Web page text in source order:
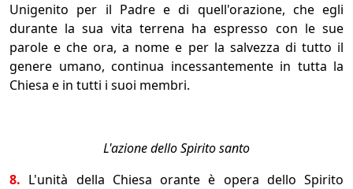
Unigenito per il Padre e di quell'orazione, che egli
durante la sua vita terrena ha espresso con le sue
parole e che ora, a nome e per la salvezza di tutto il
genere umano, continua incessantemente in tutta la
Chiesa e in tutti i suoi membri.
L'azione dello Spirito santo
8. L'unità della Chiesa orante è opera dello Spirito